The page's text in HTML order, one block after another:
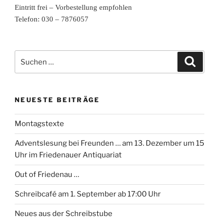
Eintritt frei – Vorbestellung empfohlen
Telefon: 030 – 7876057
nach:
NEUESTE BEITRÄGE
Montagstexte
Adventslesung bei Freunden … am 13. Dezember um 15
Uhr im Friedenauer Antiquariat
Out of Friedenau …
Schreibcafé am 1. September ab 17:00 Uhr
Neues aus der Schreibstube